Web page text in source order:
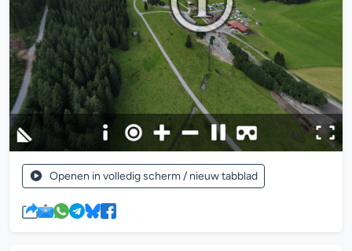
Openen in volledig scherm / nieuw tabblad